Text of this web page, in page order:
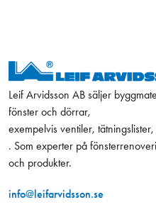
Leif Arvidsson AB säljer
fönster och dörrar,
exempelvis ventiler,
. Som experter på
och produkter.
info@leifarvidsson.se